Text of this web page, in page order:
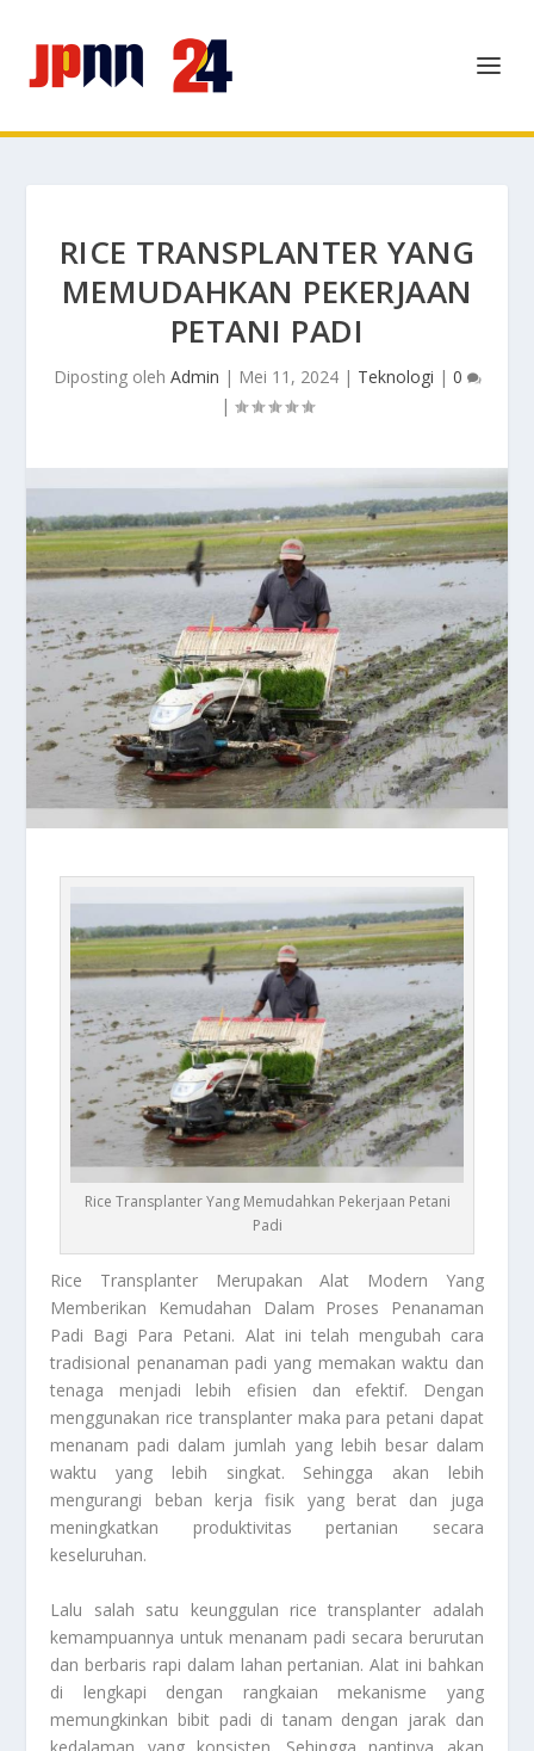
RICE TRANSPLANTER YANG
MEMUDAHKAN PEKERJAAN
PETANI PADI
Diposting oleh Admin | Mei 11, 2024| Teknologi | 0
|
Rice Transplanter Yang Memudahkan Pekerjaan Petani
Padi
Rice Transplanter Merupakan Alat Modern Yang
Memberikan Kemudahan Dalam Proses Penanaman
Padi Bagi Para Petani. Alat ini telah mengubah cara
tradisional penanaman padi yang memakan waktu dan
tenaga menjadi lebih efisien dan efektif. Dengan
menggunakan rice transplanter maka para petani dapat
menanam padi dalam jumlah yang lebih besar dalam
waktu yang lebih singkat. Sehingga akan lebih
mengurangi beban kerja fisik yang berat dan juga
meningkatkan produktivitas pertanian secara
keseluruhan.
Lalu salah satu keunggulan rice transplanter adalah
kemampuannya untuk menanam padi secara berurutan
dan berbaris rapi dalam lahan pertanian. Alat ini bahkan
di lengkapi dengan rangkaian mekanisme yang
memungkinkan bibit padi di tanam dengan jarak dan